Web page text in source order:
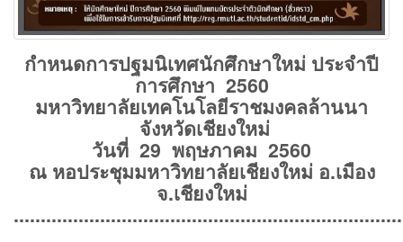
กำหนดการปฐมนิเทศนักศึกษาใหม่ ประจำปี
การศึกษา 2560
มหาวิทยาลัยเทคโนโลยีราชมงคลล้านนา
จังหวัดเชียงใหม่
วันที่ 29 พฤษภาคม 2560
ณ หอประชุมมหาวิทยาลัยเชียงใหม่ อ.เมือง
จ.เชียงใหม่